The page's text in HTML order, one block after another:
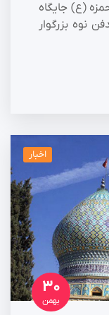
(ع) جایگاه
نوه بزرگوار
۳۰
بهمن
اخبار